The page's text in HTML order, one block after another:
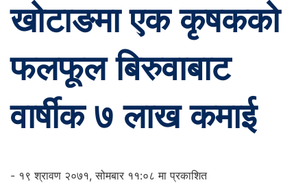
खोटाङमा एक कृषकको
फलफूल बिरुवाबाट
वार्षीक ७ लाख कमाई
- १९ श्रावण २०७१, सोमबार ११:०८ मा प्रकाशित